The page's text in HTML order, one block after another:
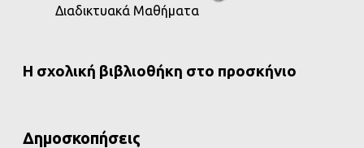
Διαδικτυακά Μαθήματα
Η σχολική βιβλιοθήκη στο προσκήνιο
Δημοσκοπήσεις